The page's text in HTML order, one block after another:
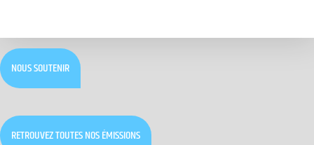
NOUS SOUTENIR
RETROUVEZ TOUTES NOS ÉMISSIONS